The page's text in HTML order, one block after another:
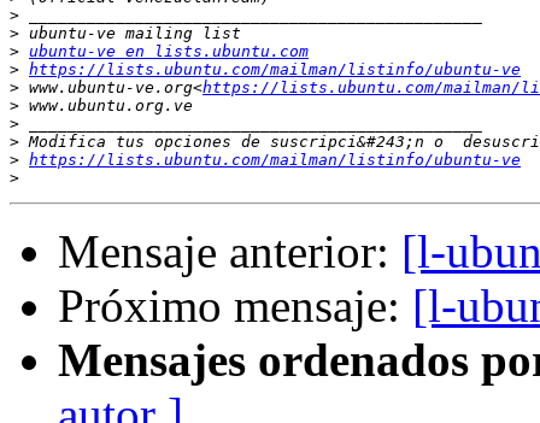
>
>
> ubuntu-ve en lists.ubuntu.com
> https://lists.ubuntu.com/mailman/listinfo/ubuntu-ve
> www.ubuntu-ve.org<https://lists.ubuntu.com/mailman/
>
>
>
> https://lists.ubuntu.com/mailman/listinfo/ubuntu-ve
>
Mensaje anterior: [l-
Próximo mensaje: [l-
Mensajes ordenados